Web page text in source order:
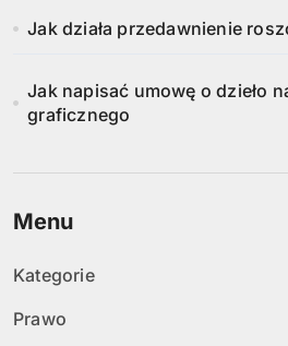
Jak działa przedawnienie
Jak napisać umowę o dzieło
graficznego
Menu
Kategorie
Prawo